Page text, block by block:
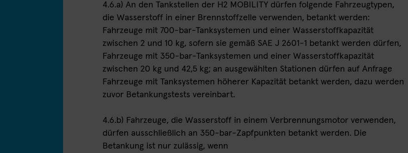
4.6.a) An den Tankstellen der H2 MOBILITY dürfen folgende Fahrzeugtypen,
die Wasserstoff in einer Brennstoffzelle verwenden, betankt werden:
Fahrzeuge mit 700-bar-Tanksystemen und einer Wasserstoffkapazität
zwischen 2 und 10 kg, sofern sie gemäß SAE J 2601-1 betankt werden dürfen,
Fahrzeuge mit 350-bar-Tanksystemen und einer Wasserstoffkapazität
zwischen 20 kg und 42,5 kg; an ausgewählten Stationen dürfen auf Anfrage
Fahrzeuge mit Tanksystemen höherer Kapazität betankt werden, dazu werden
zuvor Betankungstests vereinbart.
4.6.b) Fahrzeuge, die Wasserstoff in einem Verbrennungsmotor verwenden,
dürfen ausschließlich an 350-bar-Zapfpunkten betankt werden. Die
Betankung ist nur zulässig, wenn